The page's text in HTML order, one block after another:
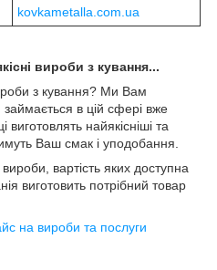
kovkametalla.com.ua
вироби з кування...
з кування? Ми Вам
в цій сфері вже
виготовлять найякісніші та
Ваш смак і уподобання.
вартість яких доступна
виготовить потрібний товар
на вироби та послуги